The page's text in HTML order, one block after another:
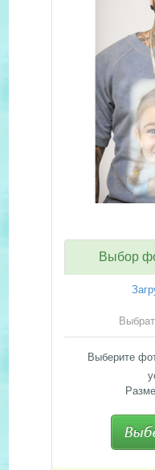
Выбор
Выберите